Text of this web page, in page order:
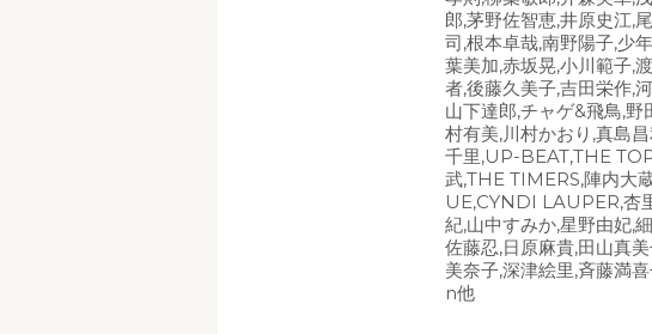
郎,茅野佐智恵,井原史江,
司,根本卓哉,南野陽子,少
葉美加,赤坂晃,小川範子,
者,後藤久美子,吉田栄作,
山下達郎,チャゲ&飛鳥,野
村有美,川村かおり,真島
千里,UP-BEAT,THE
武,THE TIMERS,陣内大
UE,CYNDI LAUPER,杏
紀,山中すみか,星野由妃,
佐藤忍,日原麻貴,田山真
美奈子,深津絵里,斉藤満
n他